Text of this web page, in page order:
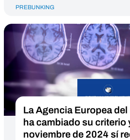
PREBUNKING
La Agencia Europea
ha cambiado su criterio
noviembre de 2024 sí